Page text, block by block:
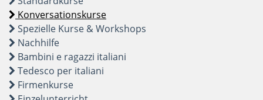
Konversationskurse
Spezielle Kurse & Workshops
Nachhilfe
Bambini e ragazzi italiani
Tedesco per italiani
Firmenkurse